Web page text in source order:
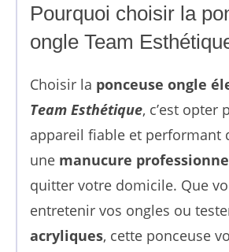
Pourquoi choisir la
ongle Team
Choisir la ponceuse ongle
Team Esthétique, c’est opter
appareil fiable et performant
une manucure
quitter votre domicile. Que
entretenir vos ongles ou
acryliques, cette ponceuse